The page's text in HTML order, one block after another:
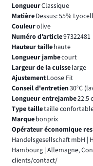
LongueurClassique
MatièreDessus: 55%
Couleurolive
Numéro d’article97322481
Hauteur taillehaute
Longueur jambecourt
Largeur de la cuisselarge
AjustementLoose Fit
Conseil d'entretien30°C
Longueur entrejambe22.5
Type tailletaille
Marquebonprix
Opérateur économique
Handelsgesellschaft mbH |
Hambourg | Allemagne,
clients/contact/